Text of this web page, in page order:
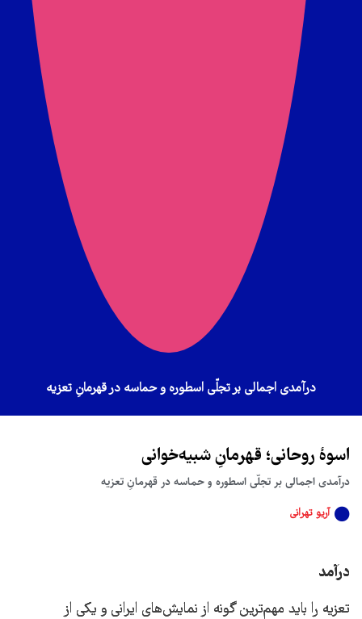
درآمدی اجمالی بر تجلّی اسطوره و حماسه در قهرمانِ تعزیه
اسوۀ روحانی؛ قهرمانِ شبیه‌خوانی
درآمدی اجمالی بر تجلّی اسطوره و حماسه در قهرمانِ تعزیه
آریو تهرانی
درآمد
تعزیه را باید مهم‌ترین گونه از نمایش‌های ایرانی و یکی از